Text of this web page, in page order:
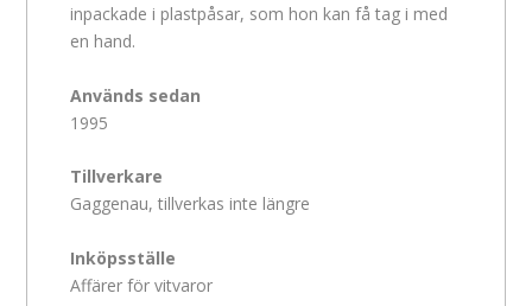
inpackade i plastpåsar, som hon kan få tag i med
en hand.
Används sedan
1995
Tillverkare
Gaggenau, tillverkas inte längre
Inköpsställe
Affärer för vitvaror